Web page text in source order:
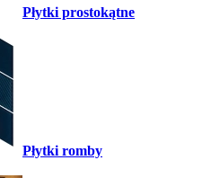
Płytki prostokątne
Płytki romby